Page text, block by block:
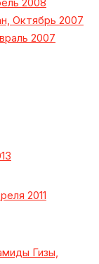
Октябрь 2007
2007
2011
Гизы,